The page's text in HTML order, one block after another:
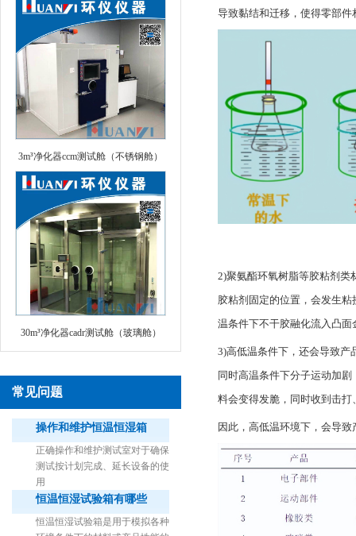
3m³净化器ccm测试舱（不锈钢舱）
30m³净化器cadr测试舱（玻璃舱）
常见问题
操作和维护恒温恒湿箱
正确操作和维护测试室对于确保
测试按计划完成、延长设备的使
用
恒温恒湿试验箱有哪些
恒温恒湿试验箱是用于模拟各种
导致黏结和迁移，使得零部
2)聚氨酯环氧树脂等胶粘剂类
胶粘剂固定的位置，会发生
温条件下不干胶融化流入凸
3)高低温条件下，还会导致产
同时高温条件下分子运动加
料会变得发脆，同时收到击
因此，高低温环境下，会导